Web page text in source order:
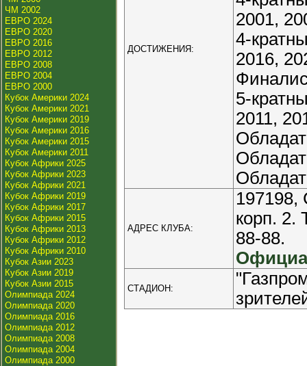
ЧМ 2002
ЕВРО 2024
ЕВРО 2020
ЕВРО 2016
ЕВРО 2012
ЕВРО 2008
ЕВРО 2004
ЕВРО 2000
Кубок Америки 2024
Кубок Америки 2021
Кубок Америки 2019
Кубок Америки 2016
Кубок Америки 2015
Кубок Америки 2011
Кубок Африки 2025
Кубок Африки 2023
Кубок Африки 2021
Кубок Африки 2019
Кубок Африки 2017
Кубок Африки 2015
Кубок Африки 2013
Кубок Африки 2012
Кубок Африки 2010
Кубок Азии 2023
Кубок Азии 2019
Кубок Азии 2015
Олимпиада 2024
Олимпиада 2020
Олимпиада 2016
Олимпиада 2012
Олимпиада 2008
Олимпиада 2004
Олимпиада 2000
ДОСТИЖЕНИЯ:
2001,
4-
2016,
5-
2011,
АДРЕС КЛУБА:
197198,
корп. 2.
88-88.
СТАДИОН: